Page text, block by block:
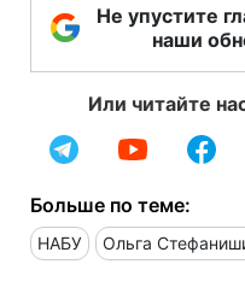
Не упустите
наши
Или читайте
Больше по теме:
НАБУ Ольга